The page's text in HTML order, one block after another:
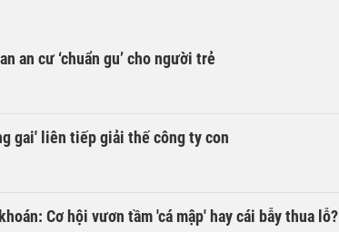
an cư ‘chuẩn gu’ cho người trẻ
gai' liên tiếp giải thế công ty con
Cơ hội vươn tầm 'cá mập' hay cái bẫy thua lỗ?